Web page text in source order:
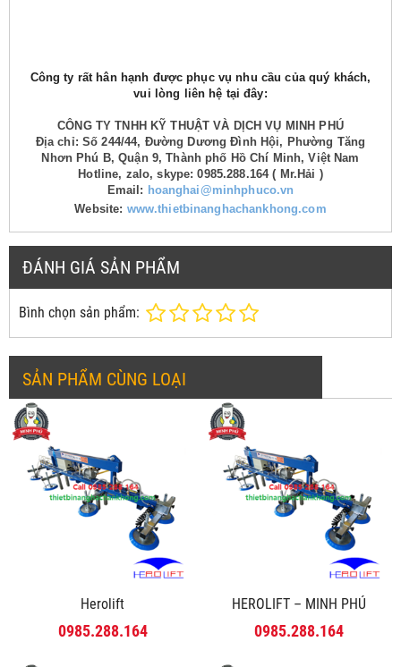
Công ty rất hân hạnh được phục vụ nhu cầu của quý khách,
vui lòng liên hệ tại đây:
CÔNG TY TNHH KỸ THUẬT VÀ DỊCH VỤ MINH PHÚ
Địa chỉ: Số 244/44, Đường Dương Đình Hội, Phường Tăng
Nhơn Phú B, Quận 9, Thành phố Hồ Chí Minh, Việt Nam
Hotline, zalo, skype: 0985.288.164 ( Mr.Hải )
Email: hoanghai@minhphuco.vn
Website: www.thietbinanghachankhong.com
ĐÁNH GIÁ SẢN PHẨM
Bình chọn sản phẩm:
SẢN PHẨM CÙNG LOẠI
Herolift
0985.288.164
HEROLIFT – MINH PHÚ
0985.288.164